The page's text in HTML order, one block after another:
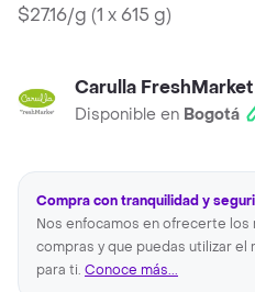
$27.16/g (1 x 615 g)
Carulla FreshMarket
Disponible en Bogotá
Compra con tranquilidad y
Nos enfocamos en ofrecerte
compras y que puedas utilizar
para ti. Conoce más...